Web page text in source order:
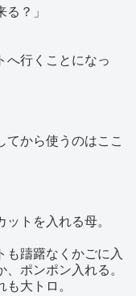
？」
行くことになっ
てから使うのはここ
トを入れる母。
も躊躇なくかごに入
ポンポン入れる。
大トロ。